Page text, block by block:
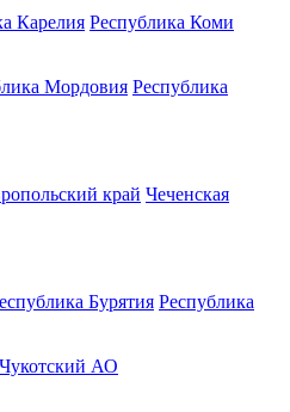
Карелия Республика Коми
Мордовия Республика
край Чеченская
Бурятия Республика
Чукотский АО